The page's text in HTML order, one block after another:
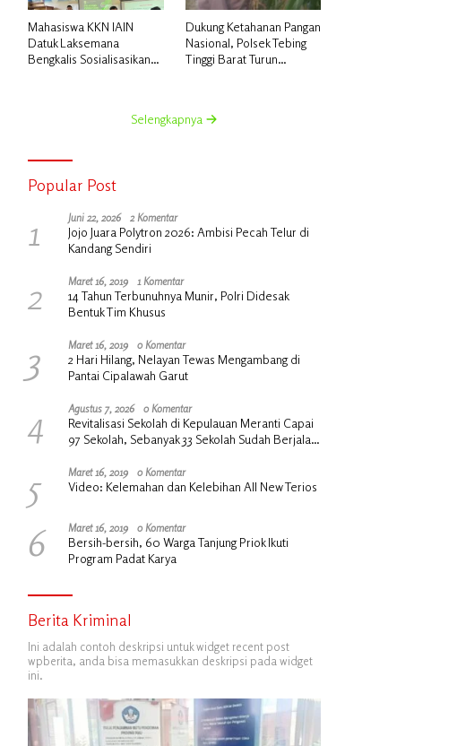
Mahasiswa KKN IAIN
Datuk Laksemana
Bengkalis Sosialisasikan
Dukung Ketahanan Pangan
Nasional, Polsek Tebing
Tinggi Barat Turun
Selengkapnya
Popular Post
1 Juni 22, 2026 2 Komentar
Jojo Juara Polytron 2026: Ambisi Pecah Telur di
Kandang Sendiri
2 Maret 16, 2019 1 Komentar
14 Tahun Terbunuhnya Munir, Polri Didesak
Bentuk Tim Khusus
3 Maret 16, 2019 0 Komentar
2 Hari Hilang, Nelayan Tewas Mengambang di
Pantai Cipalawah Garut
4 Agustus 7, 2026 0 Komentar
Revitalisasi Sekolah di Kepulauan Meranti Capai
97 Sekolah, Sebanyak 33 Sekolah Sudah Berjalan
5 Maret 16, 2019 0 Komentar
Video: Kelemahan dan Kelebihan All New Terios
6 Maret 16, 2019 0 Komentar
Bersih-bersih, 60 Warga Tanjung Priok Ikuti
Program Padat Karya
Berita Kriminal
Ini adalah contoh deskripsi untuk widget recent post
wpberita, anda bisa memasukkan deskripsi pada widget
ini.